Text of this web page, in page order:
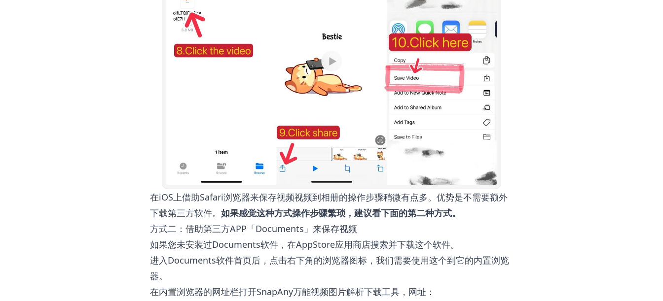
在iOS上借助Safari浏览器来保存视频视频到相册的操作步骤稍微有点多。优势是不需要额外
下载第三方软件。 如果感觉这种方式操作步骤繁琐，建议看下面的第二种方式。
方式二：借助第三方APP「Documents」来保存视频
如果您未安装过Documents软件，在AppStore应用商店搜索并下载这个软件。
进入Documents软件首页后，点击右下角的浏览器图标，我们需要使用这个到它的内置浏览
器。
在内置浏览器的网址栏打开SnapAny万能视频图片解析下载工具，网址：